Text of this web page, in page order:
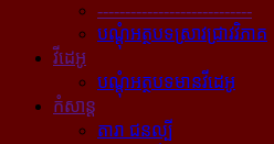
----------------------------
បណ្ដុំអត្ថបទស្រាវជ្រាវវិភាគ
វីដេអូ
បណ្ដុំអត្ថបទមានវីដេអូ
កំសាន្ដ
តារា ជនល្បី